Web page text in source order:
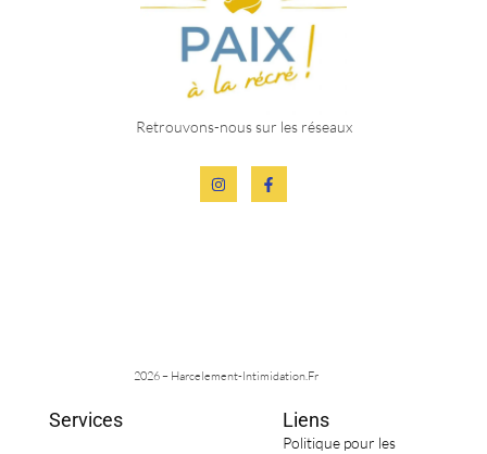
Retrouvons-nous sur les réseaux
2026 – Harcelement-Intimidation.fr
Services Liens
Politique pour les